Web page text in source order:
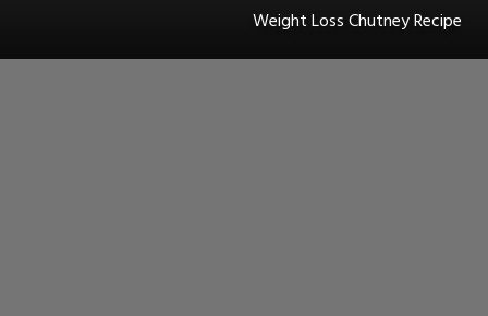
Weight Loss Chutney Recipe